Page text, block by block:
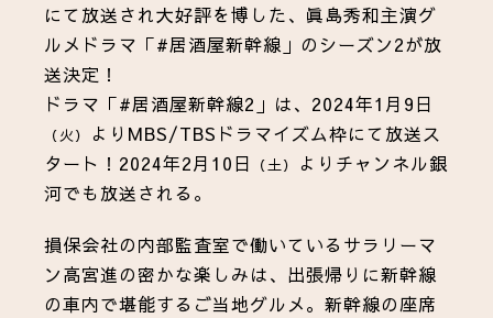
にて放送され大好評を博した、眞島秀和主演グ
ルメドラマ「#居酒屋新幹線」のシーズン2が放
送決定！
ドラマ「#居酒屋新幹線2」は、2024年1月9日
（火）
よりMBS/TBSドラマイズム枠にて放送ス
タート！2024年2月10日
（土）
よりチャンネル銀
河でも放送される。
損保会社の内部監査室で働いているサラリーマ
ン高宮進の密かな楽しみは、出張帰りに新幹線
の車内で堪能するご当地グルメ。新幹線の座席